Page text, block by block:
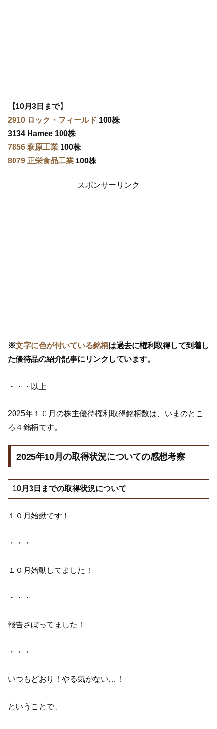
【10月3日まで】
2910 ロック・フィールド 100株
3134 Hamee 100株
7856 萩原工業 100株
8079 正栄食品工業 100株
スポンサーリンク
※文字に色が付いている銘柄は過去に権利取得して到着し
た優待品の紹介記事にリンクしています。
・・・以上
2025年１０月の株主優待権利取得銘柄数は、いまのとこ
ろ４銘柄です。
2025年10月の取得状況についての感想考察
10月3日までの取得状況について
１０月始動です！
・・・
１０月始動してました！
・・・
報告さぼってました！
・・・
いつもどおり！やる気がない…！
ということで、